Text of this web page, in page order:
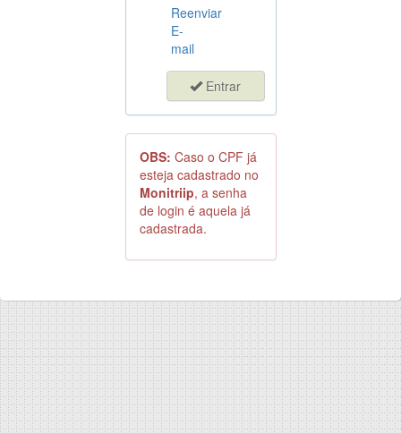
Reenviar
E-
mail
Entrar
OBS: Caso o CPF já
esteja cadastrado no
Monitriip, a senha
de login é aquela já
cadastrada.